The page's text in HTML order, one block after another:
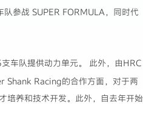
参战 SUPER FORMULA，同时代
车队提供动力单元。 此外，由HRC
Shank Racing的合作方面，对于两
培养和技术开发。此外，自去年开始